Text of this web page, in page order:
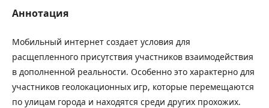
Аннотация
Мобильный интернет создает условия для
расщепленного присутствия участников взаимодействия
в дополненной реальности. Особенно это характерно для
участников геолокационных игр, которые перемещаются
по улицам города и находятся среди других прохожих.